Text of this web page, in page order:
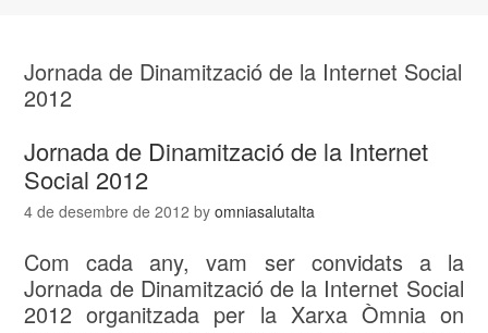
Jornada de Dinamització de la Internet Social
2012
Jornada de Dinamització de la Internet
Social 2012
4 de desembre de 2012 byomniasalutalta
Com cada any, vam ser convidats a la
Jornada de Dinamització de la Internet Social
2012 organitzada per la Xarxa Òmnia on